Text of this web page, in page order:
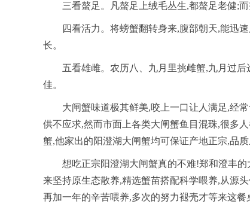
三看螯足。凡螯足上绒毛丛生,都螯足老健;而
四看活力。将螃蟹翻转身来,腹部朝天,能迅
长。
五看雄雌。农历八、九月里挑雌蟹,九月过
佳。
大闸蟹味道极其鲜美,咬上一口让人满足,经
供不应求,然而市面上各类大闸蟹鱼目混珠,很多
蟹,他家出的阳澄湖大闸蟹均可保证产地正宗,品质
想吃正宗阳澄湖大闸蟹真的不难!郑和澄丰
来坚持原生态散养,精选蟹苗搭配科学喂养,从源
再加一年的辛苦喂养,多次的努力褪壳才等来这餐